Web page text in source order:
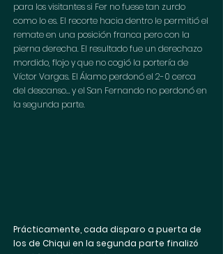
para los visitantes si Fer no fuese tan zurdo
como lo es. El recorte hacia dentro le permitió el
remate en una posición franca pero con la
pierna derecha. El resultado fue un derechazo
mordido, flojo y que no cogió la portería de
Víctor Vargas. El Álamo perdonó el 2-0 cerca
del descanso… y el San Fernando no perdonó en
la segunda parte.
Prácticamente, cada disparo a puerta de
los de Chiqui en la segunda parte finalizó